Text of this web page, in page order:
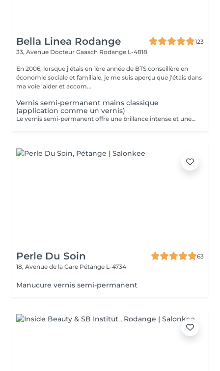
Bella Linea Rodange
123
33, Avenue Docteur Gaasch Rodange L-4818
En 2006, lorsque j'étais en 1ère année de BTS conseillère en
économie sociale et familiale, je me suis aperçu que j'étais dans
ma voie 'aider et accom...
Vernis semi-permanent mains classique
(application comme un vernis)
Le vernis semi-permanent offre une brillance intense et une tenue irréprochable pendant deux à trois semaines. Contrairement au vernis classique, il ne s'écaille pas et garde son éclat jour après jour, même sur des mains sollicitées. L'application est fine comme un vernis. Le travail des cuticules (manucure combinée) est inclus dans la prestation. C'est la solution idéale pour celles qui souhaitent une manucure impeccable, durable et sans entretien quotidien. Dépose de votre ancien semi-permanent mains compris dans la prestation.
Perle Du Soin
63
18, Avenue de la Gare Pétange L-4734
Manucure vernis semi-permanent